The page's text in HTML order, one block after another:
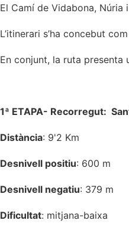
El Camí de Vidabona,
L’itinerari s’ha concebut
En conjunt, la ruta
1ª ETAPA- Recorregut:
Distància: 9'2 Km
Desnivell positiu: 600 m
Desnivell negatiu: 379 m
Dificultat: mitjana-baixa